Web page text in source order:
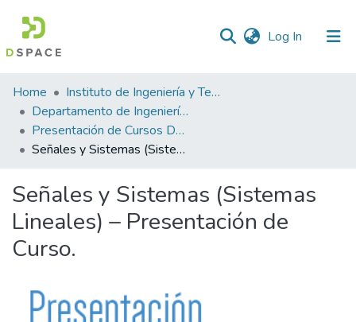
Log In (current)
Statistics
Home
Instituto de Ingeniería y Tecnología
Departamento de Ingeniería Eléctrica y Computación
Presentación de Cursos Departamento de Ingeniería Eléctrica y Computación
Señales y Sistemas (Sistemas Lineales) – Presentación de Curso.
Señales y Sistemas (Sistemas
Lineales) – Presentación de
Curso.